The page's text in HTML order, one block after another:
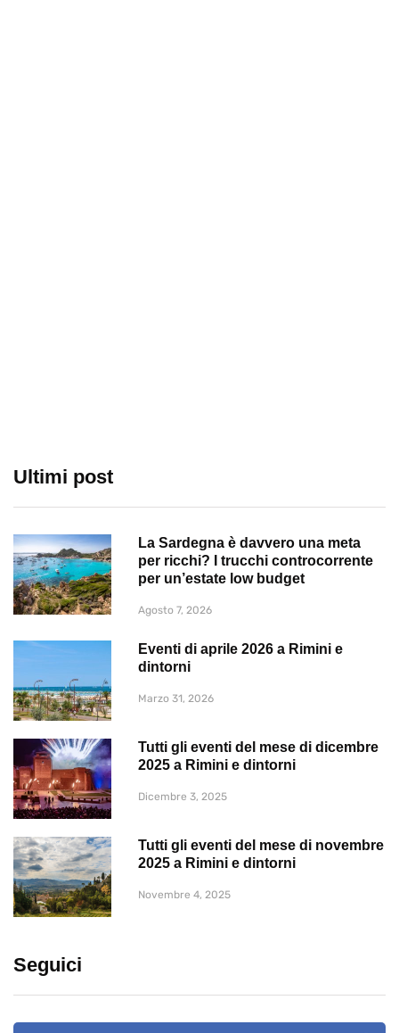
Ultimi post
La Sardegna è davvero una meta
per ricchi? I trucchi controcorrente
per un’estate low budget
Agosto 7, 2026
Eventi di aprile 2026 a Rimini e
dintorni
Marzo 31, 2026
Tutti gli eventi del mese di dicembre
2025 a Rimini e dintorni
Dicembre 3, 2025
Tutti gli eventi del mese di novembre
2025 a Rimini e dintorni
Novembre 4, 2025
Seguici